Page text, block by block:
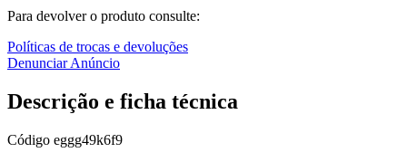
Para devolver o produto consulte:
Políticas de trocas e devoluções
Denunciar Anúncio
Descrição e ficha técnica
Código eggg49k6f9